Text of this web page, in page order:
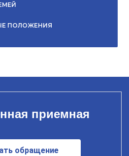
ПОЛОЖЕНИЯ
приемная
обращение